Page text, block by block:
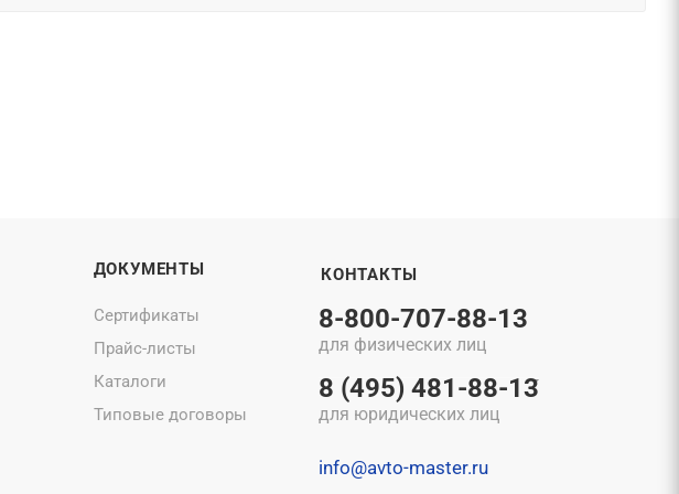
ДОКУМЕНТЫ
Сертификаты
Прайс-листы
Каталоги
Типовые договоры
КОНТАКТЫ
8-800-707-88-13
для физических лиц
8 (495) 481-88-13
для юридических лиц
info@avto-master.ru